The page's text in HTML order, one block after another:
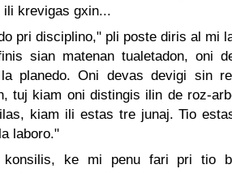
ili krevigas gxin...
pri disciplino," pli poste diris al mi
sian matenan tualetadon, oni
planedo. Oni devas devigi sin
tuj kiam oni distingis ilin de roz-
kiam ili estas tre junaj. Tio
laboro."
ke mi penu fari pri tio